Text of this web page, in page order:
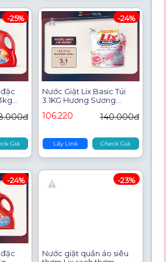
đôi
Giá
-25%
Nước Giặt Lix Basic Túi
3.1KG Hương Sương
Nhẹ Nhàng
106.220 140.000đ
Lấy Link Check Giá
-24%
-24%
Nước giặt quần áo siêu
-23%